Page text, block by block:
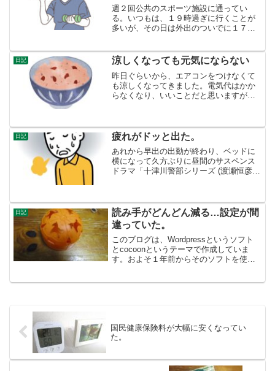
週２回公共のスポーツ施設に通ってい
る。いつもは、１９時過ぎに行くことが
多いが、その日は外出のついでに１７時
いかも？」と思われる方がいた。何年も
会っていないと、風貌も変わ...
日記 涼しくなっても元気にならない
昨日ぐらいから、エアコンをつけなくて
も涼しくなってきました。電気代はかか
らなくなり、いいことだと思いますが、
気がします。今朝、朝飯の...
日記 疲れがドッと出た。
あれから早出の出勤が終わり、ベッドに
横になって久方ぶりに昼間のサスペンス
ドラマ「十津川警部シリーズ (渡瀬恒彦
ごろ目を覚まして、夕ご飯食べました。
夕食作る元気なく、...
日記
読み手がどんどん減る…設定が間
違っていた。
このブログは、Wordpressというソフト
とcocoonというテーマで作成していま
す。およそ１年前からそのソフトを使っ
国民健康保険料が大幅に安くなってい
た。